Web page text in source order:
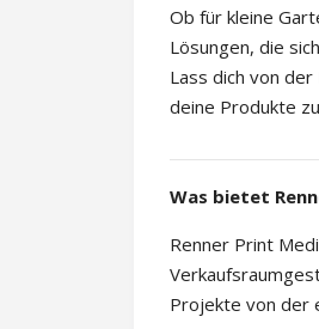
Ob für kleine
Lösungen, die
Lass dich von
deine Produkte
Was bietet
Renner Print
Projekte von der